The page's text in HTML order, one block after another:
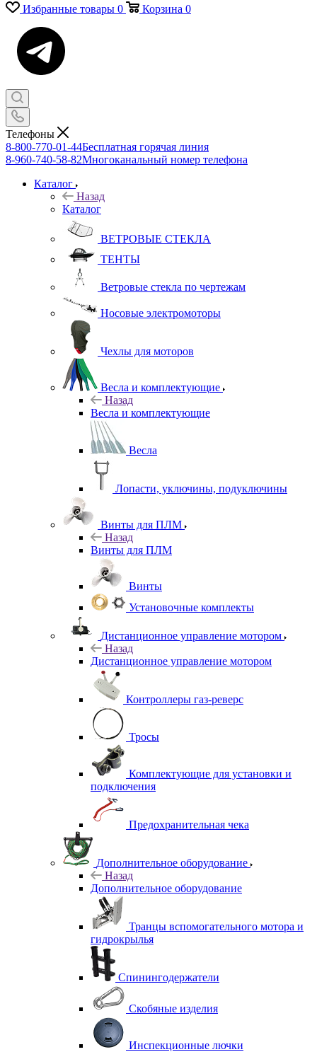
Избранные товары 0 Корзина 0
Телефоны
8-800-770-01-44Бесплатная горячая линия
8-960-740-58-82Многоканальный номер телефона
Каталог
Назад
Каталог
ВЕТРОВЫЕ СТЕКЛА
ТЕНТЫ
Ветровые стекла по чертежам
Носовые электромоторы
Чехлы для моторов
Весла и комплектующие
Назад
Весла и комплектующие
Весла
Лопасти, уключины, подуключины
Винты для ПЛМ
Назад
Винты для ПЛМ
Винты
Установочные комплекты
Дистанционное управление мотором
Назад
Дистанционное управление мотором
Контроллеры газ-реверс
Тросы
Комплектующие для установки и
подключения
Предохранительная чека
Дополнительное оборудование
Назад
Дополнительное оборудование
Транцы вспомогательного мотора и
гидрокрылья
Спинингодержатели
Скобяные изделия
Инспекционные лючки